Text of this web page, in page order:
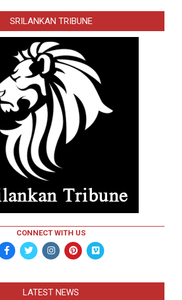
SRILANKAN TRIBUNE
CONNECT WITH US
LATEST NEWS